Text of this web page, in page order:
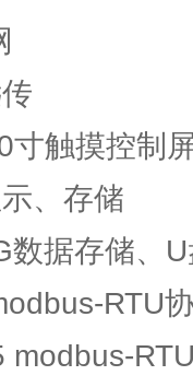
寸触摸控制
、存储
数据存储、
RTU
modbus-